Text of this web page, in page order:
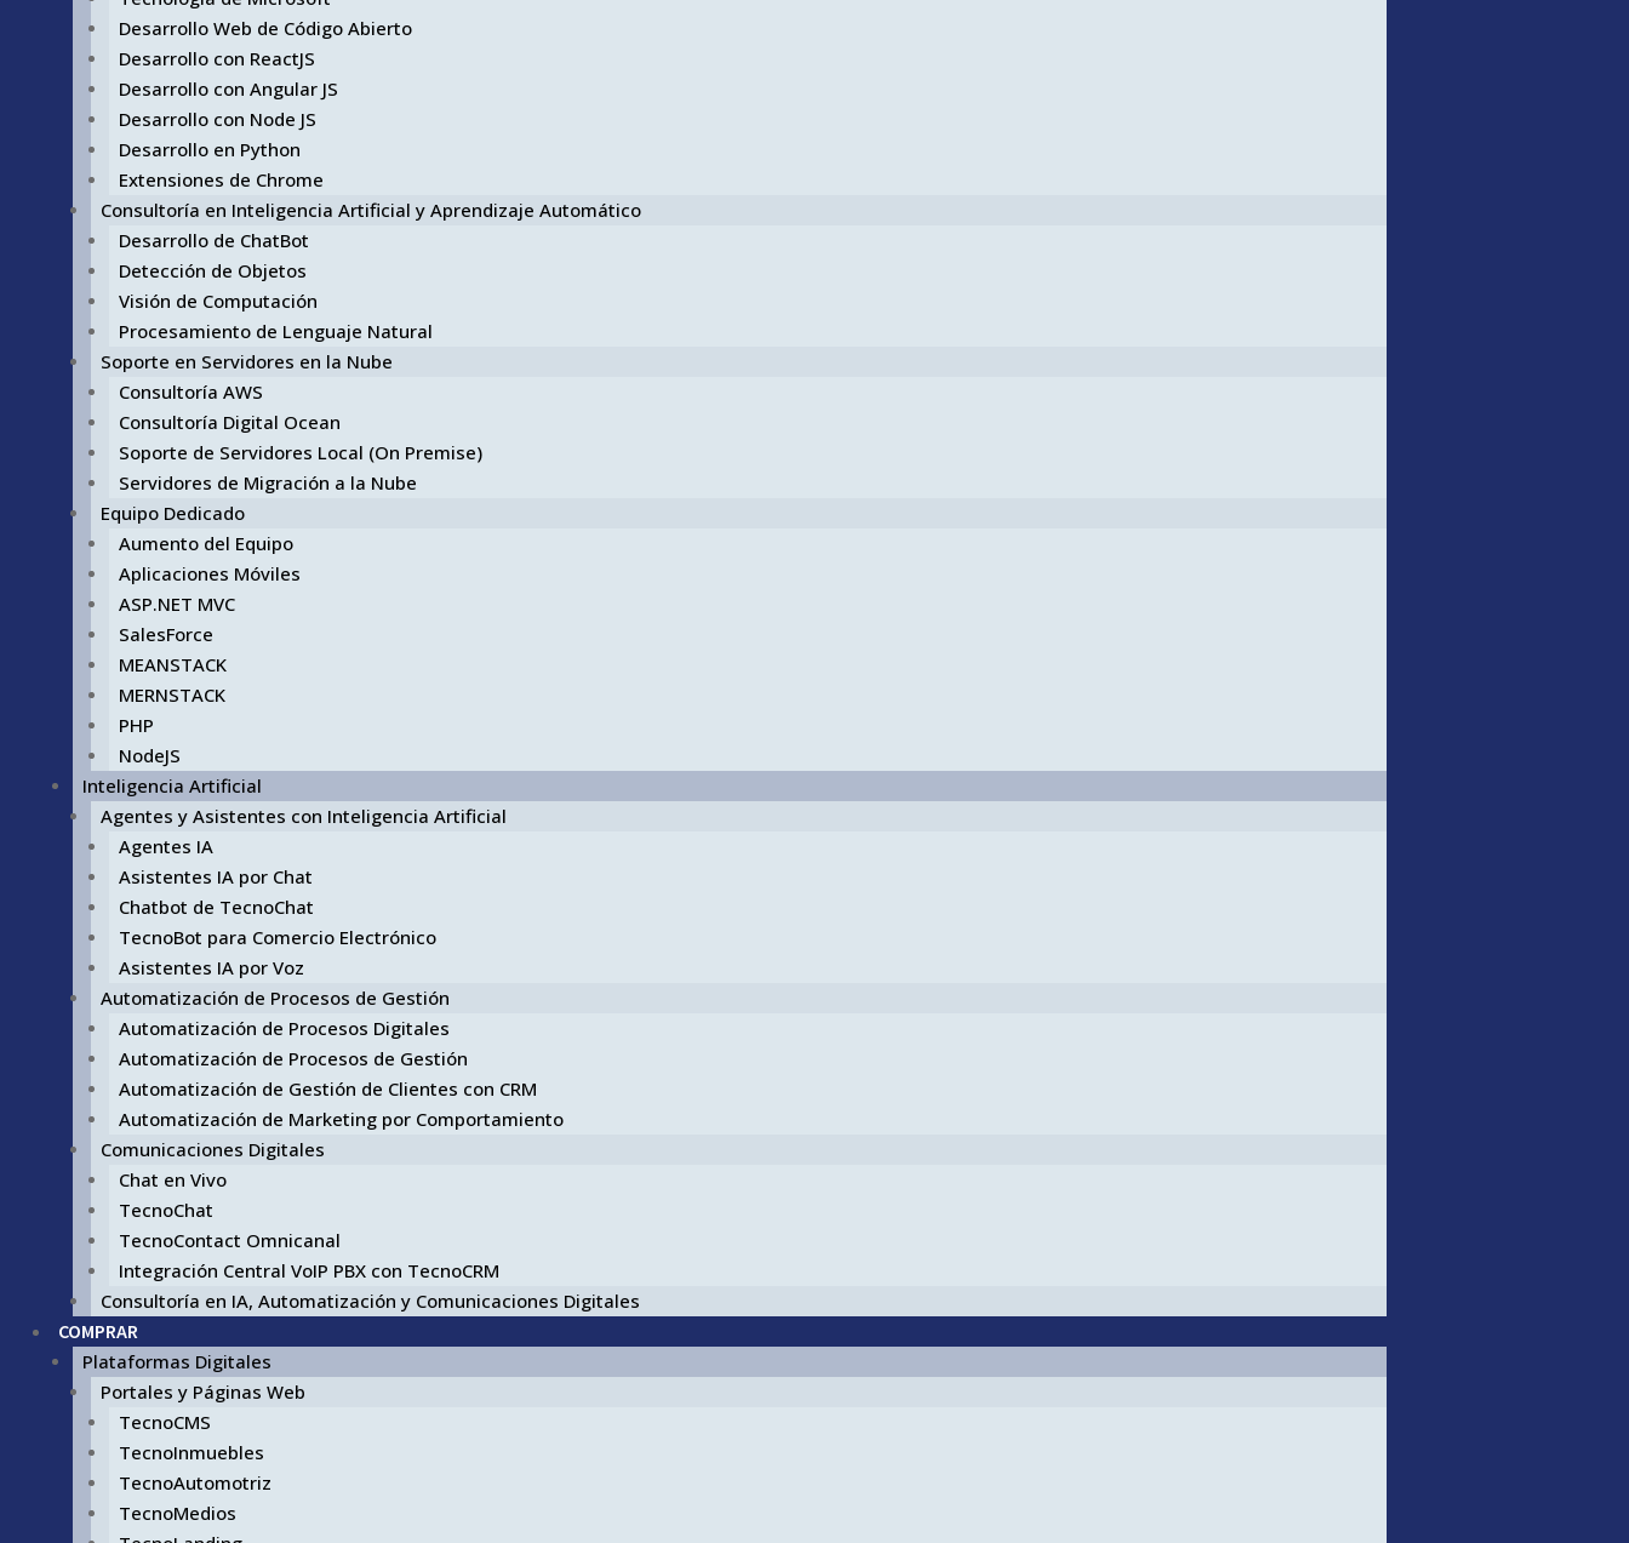
Desarrollo Web de Código Abierto
Desarrollo con ReactJS
Desarrollo con Angular JS
Desarrollo con Node JS
Desarrollo en Python
Extensiones de Chrome
Consultoría en Inteligencia Artificial y Aprendizaje Automático
Desarrollo de ChatBot
Detección de Objetos
Visión de Computación
Procesamiento de Lenguaje Natural
Soporte en Servidores en la Nube
Consultoría AWS
Consultoría Digital Ocean
Soporte de Servidores Local (On Premise)
Servidores de Migración a la Nube
Equipo Dedicado
Aumento del Equipo
Aplicaciones Móviles
ASP.NET MVC
SalesForce
MEANSTACK
MERNSTACK
PHP
NodeJS
Inteligencia Artificial
Agentes y Asistentes con Inteligencia Artificial
Agentes IA
Asistentes IA por Chat
Chatbot de TecnoChat
TecnoBot para Comercio Electrónico
Asistentes IA por Voz
Automatización de Procesos de Gestión
Automatización de Procesos Digitales
Automatización de Procesos de Gestión
Automatización de Gestión de Clientes con CRM
Automatización de Marketing por Comportamiento
Comunicaciones Digitales
Chat en Vivo
TecnoChat
TecnoContact Omnicanal
Integración Central VoIP PBX con TecnoCRM
Consultoría en IA, Automatización y Comunicaciones Digitales
COMPRAR
Plataformas Digitales
Portales y Páginas Web
TecnoCMS
TecnoInmuebles
TecnoAutomotriz
TecnoMedios